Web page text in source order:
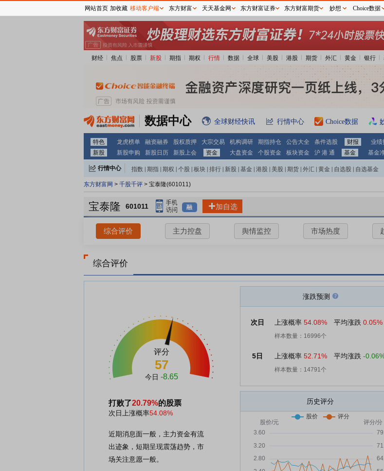
财经 焦点 股票 新股 期指 期权 行情 数据 全球 美股 港股 期货 外汇 黄金 银行
数据中心 全球财经快讯 行情中心 Choice数据
特色 龙虎榜单 融资融券 股权质押 大宗交易 机构调研 期指持仓 公告大全 条件选股 财报 业绩
新股
新股申购 新股日历 新股上会 资金 大盘资金 个股资金 板块资金 沪 港 通 基金 基金
行情中心 指数 期指 期权 个股 板块 排行 新股 基金 港股 美股 期货 外汇 黄金 自选股 自选基金
东方财富网 > 千股千评 > 宝泰隆(601011)
宝泰隆 601011 融 加自选
综合评价 主力控盘 舆情监控 市场热度
综合评价
评分
57
今日 -8.65
打败了20.79%的股票
次日上涨概率54.08%
近期消息面一般，主力资金有流
出迹象，短期呈现震荡趋势，市
场关注意愿一般。
涨跌预测
次日 上涨概率 54.08% 平均涨跌 0.05%
样本数量：16996个
5日 上涨概率 52.71% 平均涨跌 -
样本数量：14791个
历史评分
网站首页 加收藏 移动客户端 东方财富 天天基金网 东方财富证券 东方财富期货 妙想 Choice数据